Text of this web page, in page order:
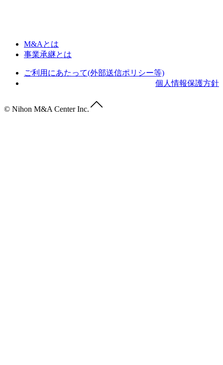
M&Aとは
事業承継とは
ご利用にあたって(外部送信ポリシー等)
個人情報保護方針
© Nihon M&A Center Inc.